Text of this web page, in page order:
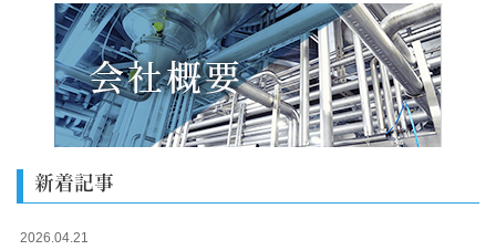
新着記事
2026.04.21